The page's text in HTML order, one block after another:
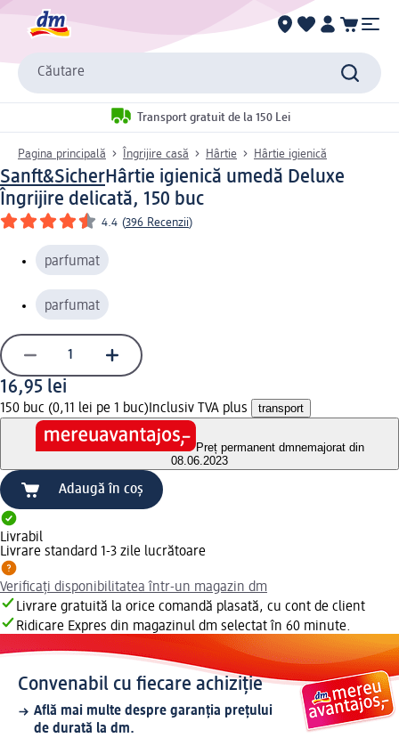
Căutare
Transport gratuit de la 150 Lei
Pagina principală Îngrijire casă Hârtie Hârtie igienică
Sanft&SicherHârtie igienică umedă Deluxe
Îngrijire delicată, 150 buc
4.4 (396 Recenzii)
parfumat
parfumat
16,95 lei
150 buc (0,11 lei pe 1 buc) Inclusiv TVA plus transport
Preț permanent dmnemajorat din
08.06.2023
Adaugă în coș
Livrabil
Livrare standard 1-3 zile lucrătoare
Verificați disponibilitatea într-un magazin dm
Livrare gratuită la orice comandă plasată, cu cont de client
Ridicare Expres din magazinul dm selectat în 60 minute.
Convenabil cu fiecare achiziție
Află mai multe despre garanția prețului
de durată la dm.